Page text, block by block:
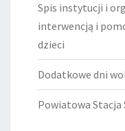
Spis instytucji i
interwencją i
dzieci
Dodatkowe dni
Powiatowa